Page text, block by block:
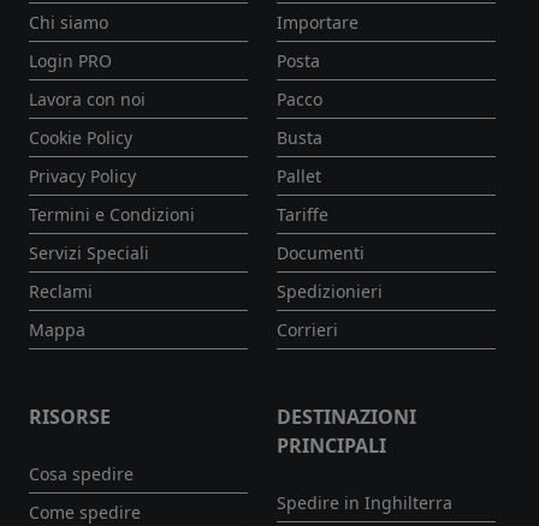
Chi siamo
Login PRO
Lavora con noi
Cookie Policy
Privacy Policy
Termini e Condizioni
Servizi Speciali
Reclami
Mappa
Importare
Posta
Pacco
Busta
Pallet
Tariffe
Documenti
Spedizionieri
Corrieri
RISORSE
Cosa spedire
Come spedire
DESTINAZIONI
PRINCIPALI
Spedire in Inghilterra